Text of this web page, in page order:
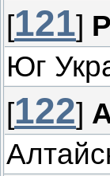
[121]
Юг
[122]